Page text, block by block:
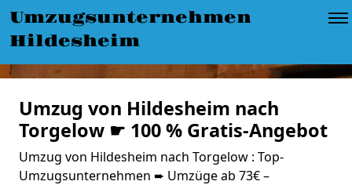
Umzugsunternehmen
Hildesheim
Umzug von Hildesheim nach
Torgelow ☛ 100 % Gratis-Angebot
Umzug von Hildesheim nach Torgelow : Top-
Umzugsunternehmen ➨ Umzüge ab 73€ –